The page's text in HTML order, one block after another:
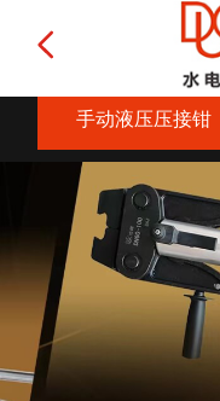
手动液压压接钳